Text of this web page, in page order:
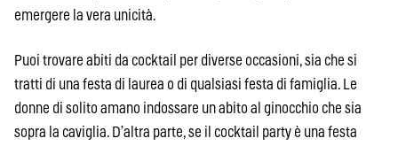
emergere la vera unicità.
Puoi trovare abiti da cocktail per diverse occasioni, sia che si
tratti di una festa di laurea o di qualsiasi festa di famiglia. Le
donne di solito amano indossare un abito al ginocchio che sia
sopra la caviglia. D’altra parte, se il cocktail party è una festa